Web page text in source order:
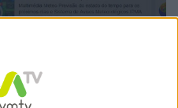
Richter e fez-se sentir na